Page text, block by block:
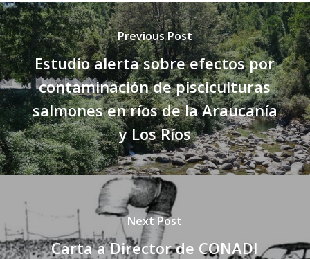
Previous Post
Estudio alerta sobre efectos por
contaminación de pisciculturas
salmones en ríos de la Araucanía
y Los Ríos
Next Post
Carta a Director de CONADI